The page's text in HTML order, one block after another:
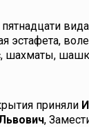
шахматы,
приняли
,